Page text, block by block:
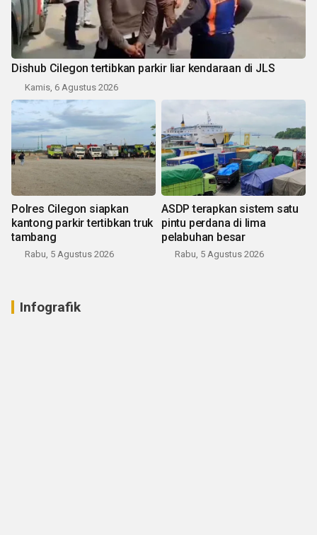
Dishub Cilegon tertibkan parkir liar kendaraan di JLS
Kamis, 6 Agustus 2026
Polres Cilegon siapkan
kantong parkir tertibkan truk
tambang
Rabu, 5 Agustus 2026
ASDP terapkan sistem satu
pintu perdana di lima
pelabuhan besar
Rabu, 5 Agustus 2026
Infografik